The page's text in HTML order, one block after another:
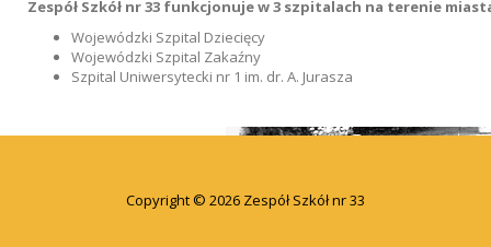
Zespół Szkół nr 33 funkcjonuje w 3 szpitalach na terenie
Wojewódzki Szpital Dziecięcy
Wojewódzki Szpital Zakaźny
Szpital Uniwersytecki nr 1 im. dr. A. Jurasza
Copyright © 2026 Zespół Szkół nr 33